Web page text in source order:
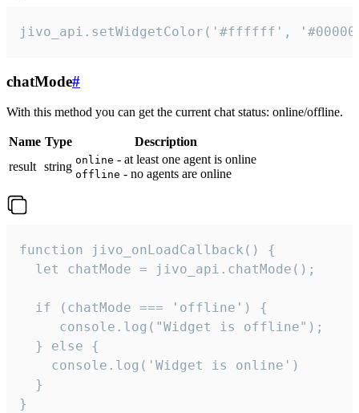
jivo_api.setWidgetColor('#ffffff',
chatMode#
With this method you can get the current chat status: online/offline.
Name Type
Description
result string online - at least one agent is online
offline - no agents are online
function jivo_onLoadCallback() {
  let chatMode = jivo_api.chatMode();
  if (chatMode === 'offline') {
     console.log("Widget is offline");
  } else {
    console.log('Widget is online')
  }
}